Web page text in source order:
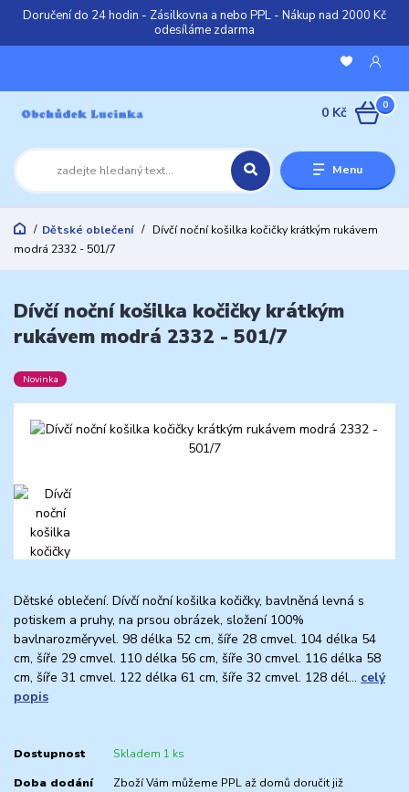
Doručení do 24 hodin - Zásilkovna a nebo PPL - Nákup nad 2000 Kč
odesíláme zdarma
Menu
0
0 Kč
Dětské oblečení
Dívčí noční košilka kočičky krátkým rukávem
modrá 2332 - 501/7
Dívčí noční košilka kočičky krátkým
rukávem modrá 2332 - 501/7
Novinka
Dětské oblečení. Dívčí noční košilka kočičky, bavlněná levná s
potiskem a pruhy, na prsou obrázek, složení 100%
bavlnarozměryvel. 98 délka 52 cm, šíře 28 cmvel. 104 délka 54
cm, šíře 29 cmvel. 110 délka 56 cm, šíře 30 cmvel. 116 délka 58
cm, šíře 31 cmvel. 122 délka 61 cm, šíře 32 cmvel. 128 dél... celý
popis
Dostupnost Skladem 1 ks
Doba dodání
Zboží Vám můžeme PPL až domů doručit již